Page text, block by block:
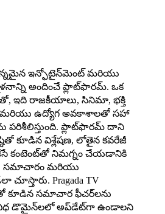
ఇన్ఫోటైన్‌మెంట్ మరియు
అందించే ప్లాట్‌ఫారమ్. ఒక
ఇది రాజకీయాలు, సినిమా, భక్తి
మరియు ఉద్యోగ అవకాశాలతో సహా
పరిశీలిస్తుంది. ప్లాట్‌ఫారమ్ దాని
కూడిన విశ్లేషణ, లోతైన కవరేజీ
కంటెంట్‌తో నిమగ్నం చేయడానికి
సమాచారం మరియు
Pragada TV
కూడిన సమాచార ఫీచర్‌లను
డొమైన్‌లలో అప్‌డేట్‌గా ఉండాలని